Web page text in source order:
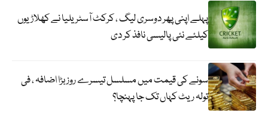
پہلے اپنی پھر دوسری لیگ ، کرکٹ آسٹریلیا نے کھلاڑیوں
کیلئے نئی پالیسی نافذ کر دی
سونے کی قیمت میں مسلسل تیسرے روز بڑا اضافہ ، فی
تولہ ریٹ کہاں تک جا پہنچا؟